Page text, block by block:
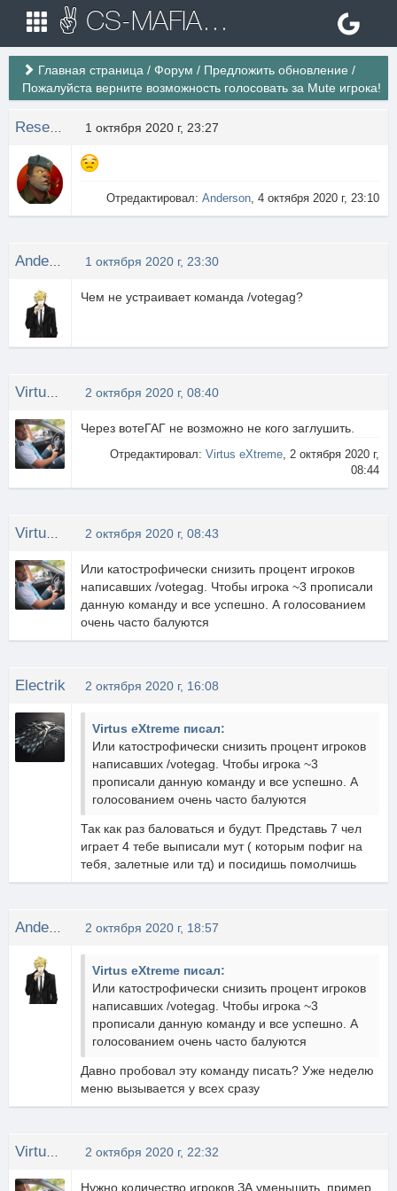
✌ CS-MAFIA.RU ✌ Игровые сервера Counter Strike 1.6
Главная страница / Форум / Предложить обновление /
Пожалуйста верните возможность голосовать за Mute игрока!
1 октября 2020 г, 23:27
Отредактировал: Anderson, 4 октября 2020 г, 23:10
1 октября 2020 г, 23:30
Чем не устраивает команда /votegag?
2 октября 2020 г, 08:40
Через вотеГАГ не возможно не кого заглушить.
Отредактировал: Virtus eXtreme, 2 октября 2020 г,
08:44
2 октября 2020 г, 08:43
Или катострофически снизить процент игроков
написавших /votegag. Чтобы игрока ~3 прописали
данную команду и все успешно. А голосованием
очень часто балуются
Electrik 2 октября 2020 г, 16:08
Virtus eXtreme писал:
Или катострофически снизить процент игроков
написавших /votegag. Чтобы игрока ~3
прописали данную команду и все успешно. А
голосованием очень часто балуются
Так как раз баловаться и будут. Представь 7 чел
играет 4 тебе выписали мут ( которым пофиг на
тебя, залетные или тд) и посидишь помолчишь
2 октября 2020 г, 18:57
Virtus eXtreme писал:
Или катострофически снизить процент игроков
написавших /votegag. Чтобы игрока ~3
прописали данную команду и все успешно. А
голосованием очень часто балуются
Давно пробовал эту команду писать? Уже неделю
меню вызывается у всех сразу
2 октября 2020 г, 22:32
Нужно количество игроков ЗА уменьшить, пример